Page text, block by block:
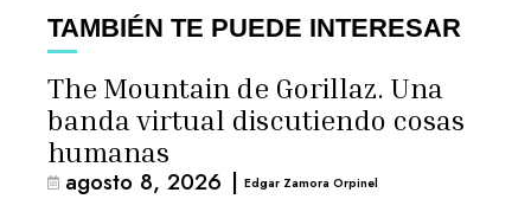
TAMBIÉN TE PUEDE INTERESAR
The Mountain de Gorillaz. Una
banda virtual discutiendo cosas
humanas
agosto 8, 2026 | Edgar Zamora Orpinel